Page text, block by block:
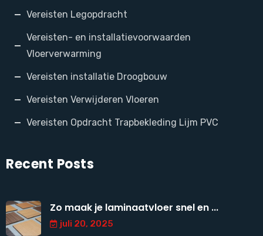
Vereisten Legopdracht
Vereisten- en installatievoorwaarden
Vloerverwarming
Vereisten installatie Droogbouw
Vereisten Verwijderen Vloeren
Vereisten Opdracht Trapbekleding Lijm PVC
Recent Posts
Zo maak je laminaatvloer snel en ...
juli 20, 2025